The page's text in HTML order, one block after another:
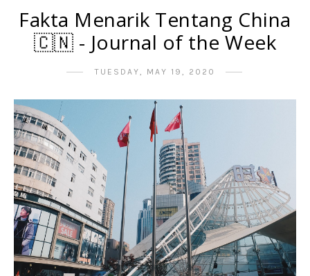
Fakta Menarik Tentang China
🇨🇳 - Journal of the Week
TUESDAY, MAY 19, 2020